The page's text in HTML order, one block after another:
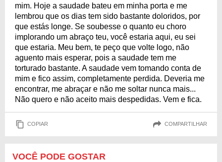
mim. Hoje a saudade bateu em minha porta e me
lembrou que os dias tem sido bastante doloridos, por
que estás longe. Se soubesse o quanto eu choro
implorando um abraço teu, você estaria aqui, eu sei
que estaria. Meu bem, te peço que volte logo, não
aguento mais esperar, pois a saudade tem me
torturado bastante. A saudade vem tomando conta de
mim e fico assim, completamente perdida. Deveria me
encontrar, me abraçar e não me soltar nunca mais...
Não quero e não aceito mais despedidas. Vem e fica.
COPIAR COMPARTILHAR
VOCÊ PODE GOSTAR